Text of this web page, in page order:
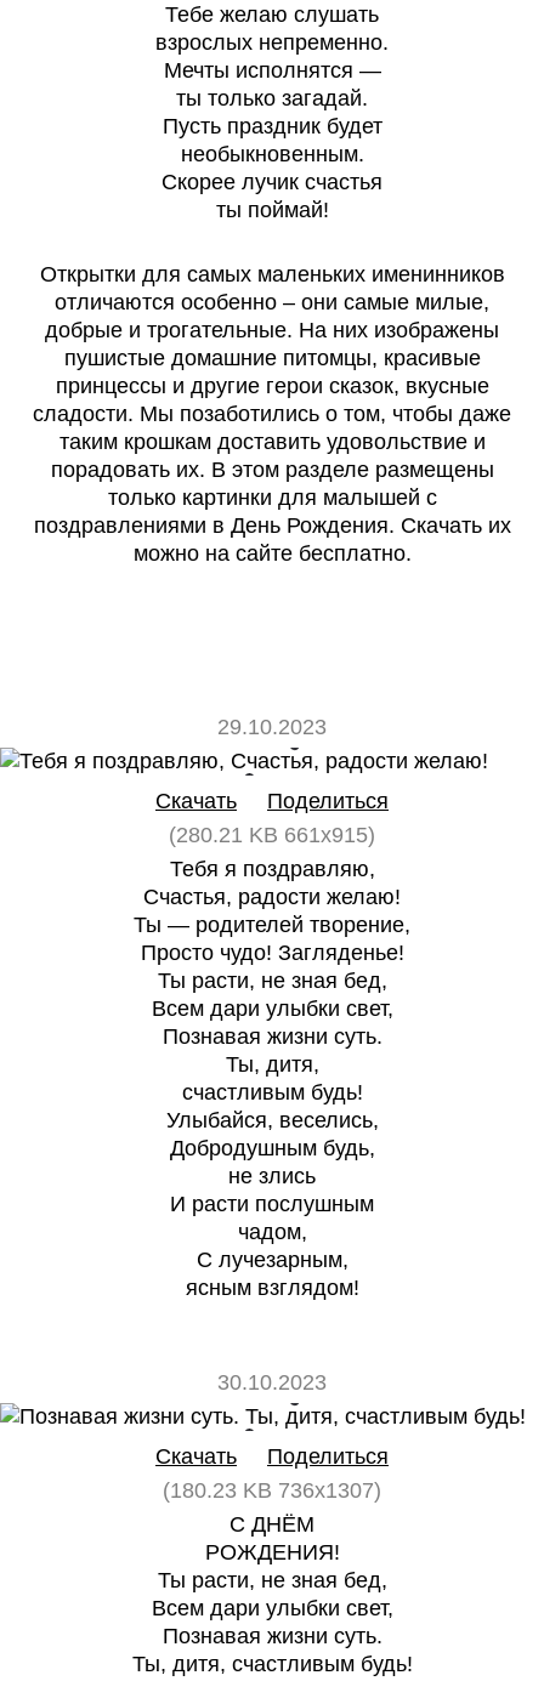
Тебе желаю слушать
взрослых непременно.
Мечты исполнятся —
ты только загадай.
Пусть праздник будет
необыкновенным.
Скорее лучик счастья
ты поймай!
Открытки для самых маленьких именинников
отличаются особенно – они самые милые,
добрые и трогательные. На них изображены
пушистые домашние питомцы, красивые
принцессы и другие герои сказок, вкусные
сладости. Мы позаботились о том, чтобы даже
таким крошкам доставить удовольствие и
порадовать их. В этом разделе размещены
только картинки для малышей с
поздравлениями в День Рождения. Скачать их
можно на сайте бесплатно.
29.10.2023
0 0
Скачать
Поделиться
(280.21 KB 661x915)
Тебя я поздравляю,
Счастья, радости желаю!
Ты — родителей творение,
Просто чудо! Загляденье!
Ты расти, не зная бед,
Всем дари улыбки свет,
Познавая жизни суть.
Ты, дитя,
счастливым будь!
Улыбайся, веселись,
Добродушным будь,
не злись
И расти послушным
чадом,
С лучезарным,
ясным взглядом!
30.10.2023
0 0
Скачать
Поделиться
(180.23 KB 736x1307)
С ДНЁМ
РОЖДЕНИЯ!
Ты расти, не зная бед,
Всем дари улыбки свет,
Познавая жизни суть.
Ты, дитя, счастливым будь!